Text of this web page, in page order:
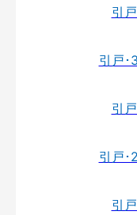
引
引戸･
引
引戸･
引